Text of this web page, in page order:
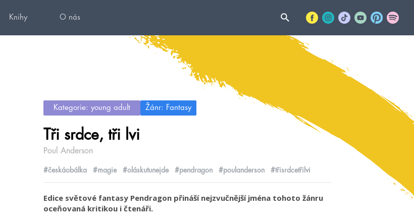
Knihy O nás
Kategorie: young adult Žánr: Fantasy
Tři srdce, tři lvi
Poul Anderson
#českáobálka #magie #oláskutunejde #pendragon #poulanderson #třisrdcetřilvi
Edice světové fantasy Pendragon přináší nejzvučnější jména tohoto žánru
oceňovaná kritikou i čtenáři.